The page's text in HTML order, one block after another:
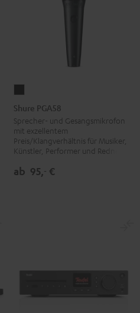
PGA58
Schwarz
Shure PGA58
Sprecher- und Gesangsmikrofon
mit exzellentem
Preis/Klangverhältnis für Musiker,
Künstler, Performer und Redner
ab 95,‐ €